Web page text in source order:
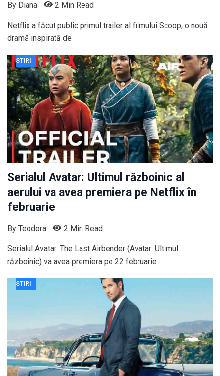
By Diana 2 Min Read
Netflix a făcut public primul trailer al filmului Scoop, o nouă
dramă inspirată de
STIRI
Serialul Avatar: Ultimul războinic al
aerului va avea premiera pe Netflix în
februarie
By Teodora 2 Min Read
Serialul Avatar: The Last Airbender (Avatar: Ultimul
războinic) va avea premiera pe 22 februarie
STIRI